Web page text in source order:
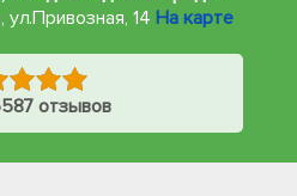
, ул.Привозная, 14 На карте
отзывов